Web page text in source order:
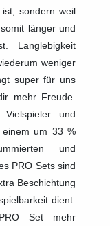
sondern weil
länger und
Langlebigkeit
weniger
super für uns
mehr Freude.
und
um 33 %
und
PRO Sets sind
Beschichtung
dient.
Set mehr